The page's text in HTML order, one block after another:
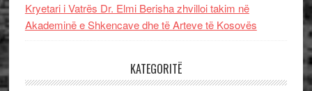
Kryetari i Vatrës Dr. Elmi Berisha zhvilloi takim në
Akademinë e Shkencave dhe të Arteve të Kosovës
KATEGORITË